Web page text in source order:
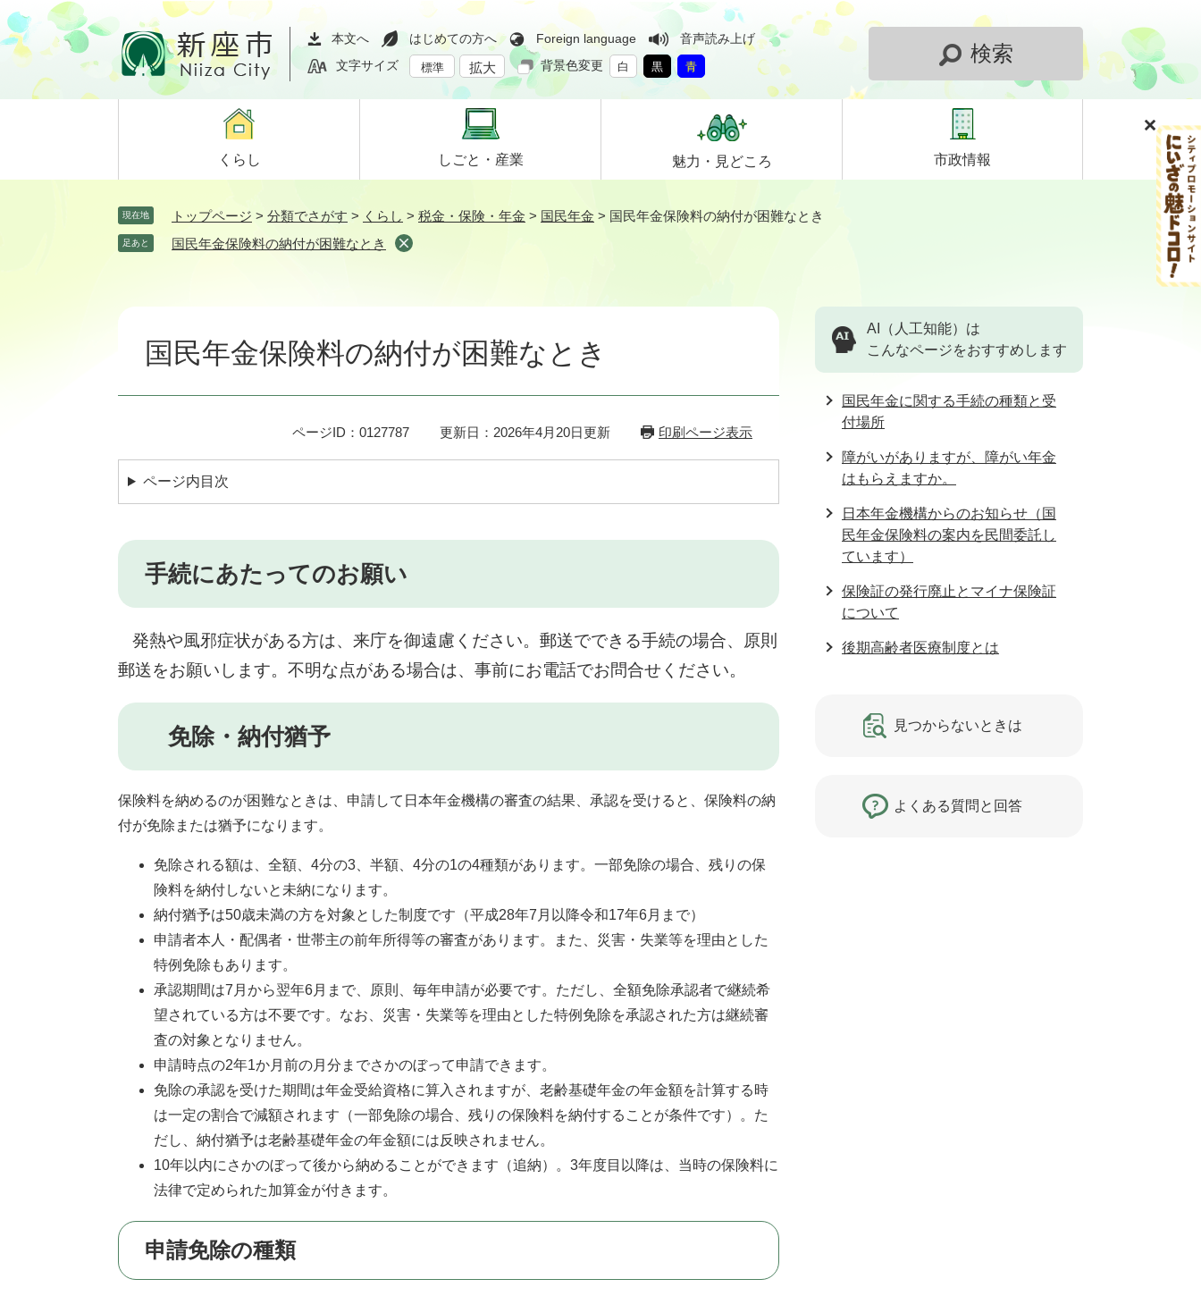
ペ
ー
ジ
メ
ニ
ュ
て
本文へ はじめての方へ Foreign language
音声読み上げ
文字サイズ
標準 拡大 背景色変更 白 黒 青
検索
くらし しごと・ 産業 魅力・ 見どころ 市政情報
現在地 トップページ > 分類でさがす > くらし > 税金・保険・年金 > 国民年金 > 国民年金保険料の納付が困難なとき
足あと 国民年金保険料の納付が困難なとき
国民年金保険料の納付が困難なとき
ページID：0127787 更新日：2026年4月20日更新 印刷ページ表示
ページ内目次
手続にあたってのお願い
発熱や風邪症状がある方は、来庁を御遠慮ください。郵送でできる手続の場合、原則
郵送をお願いします。不明な点がある場合は、事前にお電話でお問合せください。
免除・納付猶予
保険料を納めるのが困難なときは、申請して日本年金機構の審査の結果、承認を受けると、保険料の納
付が免除または猶予になります。
免除される額は、全額、4分の3、半額、4分の1の4種類があります。一部免除の場合、残りの保
険料を納付しないと未納になります。
納付猶予は50歳未満の方を対象とした制度です（平成28年7月以降令和17年6月まで）
申請者本人・配偶者・世帯主の前年所得等の審査があります。また、災害・失業等を理由とした
特例免除もあります。
承認期間は7月から翌年6月まで、原則、毎年申請が必要です。ただし、全額免除承認者で継続希
望されている方は不要です。なお、災害・失業等を理由とした特例免除を承認された方は継続審
査の対象となりません。
申請時点の2年1か月前の月分までさかのぼって申請できます。
免除の承認を受けた期間は年金受給資格に算入されますが、老齢基礎年金の年金額を計算する時
は一定の割合で減額されます（一部免除の場合、残りの保険料を納付することが条件です）。た
だし、納付猶予は老齢基礎年金の年金額には反映されません。
10年以内にさかのぼって後から納めることができます（追納）。3年度目以降は、当時の保険料に
法律で定められた加算金が付きます。
申請免除の種類
AI（人工知能）は
こんなページをおすすめします
国民年金に関する手続の種類と受
付場所
障がいがありますが、障がい年金
はもらえますか。
日本年金機構からのお知らせ（国
民年金保険料の案内を民間委託し
ています）
保険証の発行廃止とマイナ保険証
について
後期高齢者医療制度とは
見つからないときは
よくある質問と回答